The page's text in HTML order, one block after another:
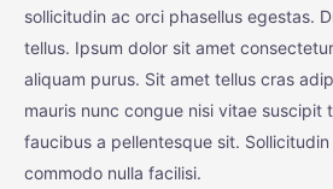
sollicitudin ac orci phasellus egestas.
tellus. Ipsum dolor sit amet
aliquam purus. Sit amet tellus cras
mauris nunc congue nisi vitae suscipit
faucibus a pellentesque sit.
commodo nulla facilisi.